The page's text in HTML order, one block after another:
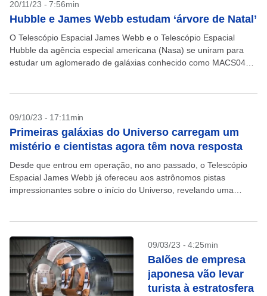
20/11/23 - 7:56min
Hubble e James Webb estudam ‘árvore de Natal’
O Telescópio Espacial James Webb e o Telescópio Espacial
Hubble da agência especial americana (Nasa) se uniram para
estudar um aglomerado de galáxias conhecido como MACS0416.
09/10/23 - 17:11min
Primeiras galáxias do Universo carregam um
mistério e cientistas agora têm nova resposta
Desde que entrou em operação, no ano passado, o Telescópio
Espacial James Webb já ofereceu aos astrônomos pistas
impressionantes sobre o início do Universo, revelando uma
09/03/23 - 4:25min
Balões de empresa
japonesa vão levar
turista à estratosfera